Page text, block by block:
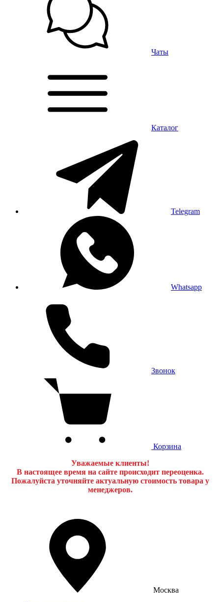
Чаты
Каталог
Telegram
Whatsapp
Звонок
Корзина
Уважаемые клиенты!
В настоящее время на сайте происходит переоценка.
Пожалуйста уточняйте актуальную стоимость товара у
менеджеров.
Москва